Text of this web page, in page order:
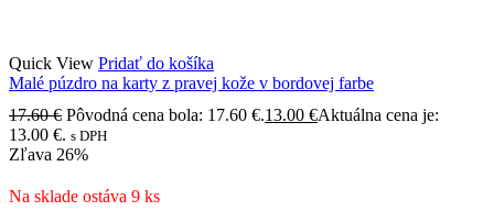
Quick View Pridať do košíka
Malé púzdro na karty z pravej kože v bordovej farbe
17.60€ Pôvodná cena bola: 17.60 €.13.00 €Aktuálna cena je:
13.00 €. s DPH
Zľava 26%
Na sklade ostáva 9 ks